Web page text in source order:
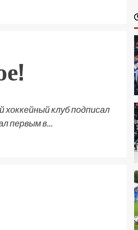
клуб подписал
первым в...